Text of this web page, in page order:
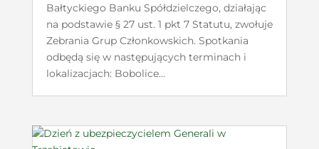
Bałtyckiego Banku Spółdzielczego, działając
na podstawie § 27 ust. 1 pkt 7 Statutu, zwołuje
Zebrania Grup Członkowskich. Spotkania
odbędą się w następujących terminach i
lokalizacjach: Bobolice...